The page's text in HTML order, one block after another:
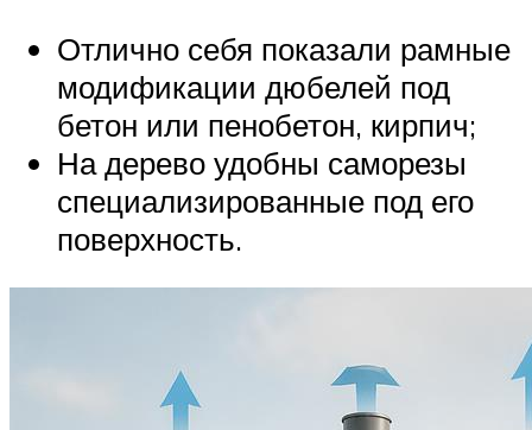
Отлично себя показали рамные
модификации дюбелей под
бетон или пенобетон, кирпич;
На дерево удобны саморезы
специализированные под его
поверхность.